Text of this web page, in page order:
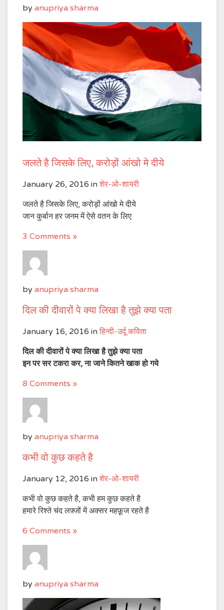
by anupriya sharma
जलते है जिसके लिए, करोड़ों आंखो मे दीये
January 26, 2016 in शेर-ओ-शायरी
जलते है जिसके लिए, करोड़ों आंखो मे दीये
जान कुर्बान हर जनम में ऐसे वतन के लिए
3 Comments »
by anupriya sharma
दिल की दीवारों पे क्या लिखा है तुझे क्या पता
January 16, 2016 in हिन्दी-उर्दू कविता
दिल की दीवारों पे क्या लिखा है तुझे क्या पता
इन पर सर टकरा कर, ना जाने कितने खाक हो गये
8 Comments »
by anupriya sharma
कभी वो कुछ कहते है
January 12, 2016 in शेर-ओ-शायरी
कभी वो कुछ कहते है, कभी हम कुछ कहते है
हमारे रिश्ते चंद लफ़्जों में अक्सर महफ़ूज रहते है
6 Comments »
by anupriya sharma